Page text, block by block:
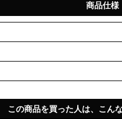
商品仕様
この商品を買った人は、こん